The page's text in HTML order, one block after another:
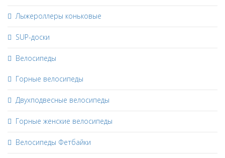
Лыжероллеры коньковые
SUP-доски
Велосипеды
Горные велосипеды
Двухподвесные велосипеды
Горные женские велосипеды
Велосипеды Фетбайки